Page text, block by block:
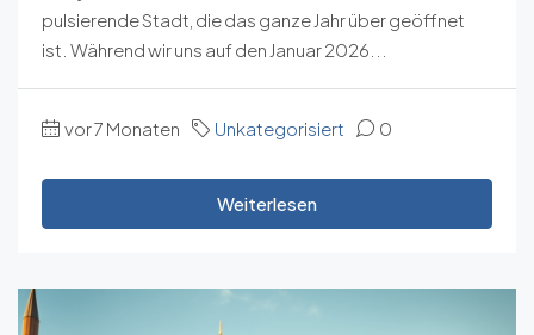
pulsierende Stadt, die das ganze Jahr über geöffnet
ist. Während wir uns auf den Januar 2026...
vor 7 Monaten Unkategorisiert 0
Weiterlesen